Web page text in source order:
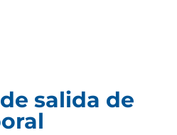
salida de